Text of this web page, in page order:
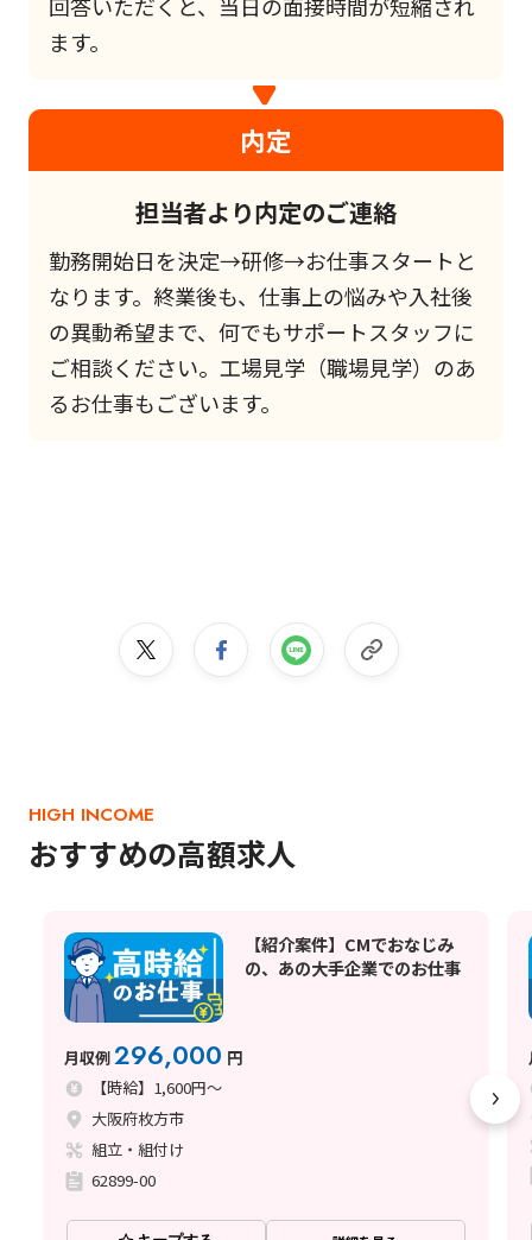
ます。
内定
担当者より内定のご連絡
勤務開始日を決定→研修→お仕事スタートと
なります。終業後も、仕事上の悩みや入社後
の異動希望まで、何でもサポートスタッフに
ご相談ください。工場見学（職場見学）のあ
るお仕事もございます。
HIGH INCOME
おすすめの高額求人
【紹介案件】CMでおなじみ
の、あの大手企業でのお仕事
月収例296,000 円
【時給】1,600円～
大阪府枚方市
組立・組付け
62899-00